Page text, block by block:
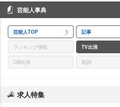
芸能人事典
芸能人TOP 記事
ランキング情報 TV出演
CM出演 歌詞
求人特集